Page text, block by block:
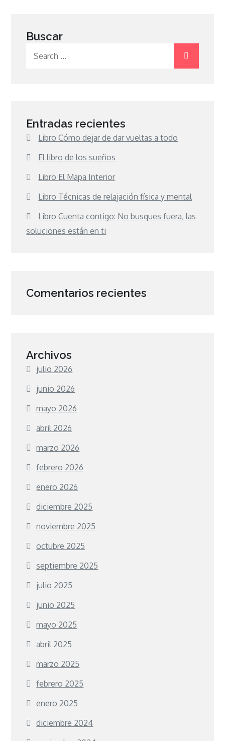
Buscar
Entradas recientes
Libro Cómo dejar de dar vueltas a todo
El libro de los sueños
Libro El Mapa Interior
Libro Técnicas de relajación física y mental
Libro Cuenta contigo: No busques fuera, las
soluciones están en ti
Comentarios recientes
Archivos
julio 2026
junio 2026
mayo 2026
abril 2026
marzo 2026
febrero 2026
enero 2026
diciembre 2025
noviembre 2025
octubre 2025
septiembre 2025
julio 2025
junio 2025
mayo 2025
abril 2025
marzo 2025
febrero 2025
enero 2025
diciembre 2024